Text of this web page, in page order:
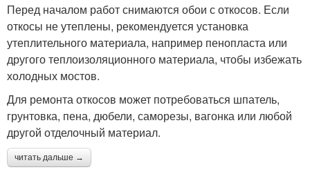
Перед началом работ снимаются обои с откосов. Если
откосы не утеплены, рекомендуется установка
утеплительного материала, например пенопласта или
другого теплоизоляционного материала, чтобы избежать
холодных мостов.
Для ремонта откосов может потребоваться шпатель,
грунтовка, пена, дюбели, саморезы, вагонка или любой
другой отделочный материал.
читать дальше →